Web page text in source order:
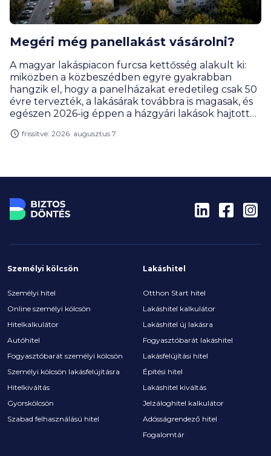
Megéri még panellakást vásárolni?
A magyar lakáspiacon furcsa kettősség alakult ki:
miközben a közbeszédben egyre gyakrabban
hangzik el, hogy a panelházakat eredetileg csak 50
évre tervezték, a lakásárak továbbra is magasak, és
egészen 2026-ig éppen a házgyári lakások hajtották
vevőnek továbbra is ezek jelentik a leginkább
alakult a lakáspiac, az árak és mik a legérdekesebb
frissítve: 2026. augusztus 7.
Személyi kölcsön
Személyi hitel
Online személyi kölcsön
Hitelkalkulátor
Autóhitel
Fogyasztóbarát személyi kölcsön
Személyi kölcsön lakásfelújításra
Hitelkiváltás
Gyorskölcsön
Szabad felhasználású hitel
Lakáshitel
Otthon Start hitel
Lakáshitel kalkulátor
Lakáshitel új lakásra
Fogyasztóbarát lakáshitel
Lakásfelújítási hitel
Építési hitel
Lakáshitel kiváltás
Jelzáloghitel kalkulátor
Adósságrendező hitel
Fogalomtár